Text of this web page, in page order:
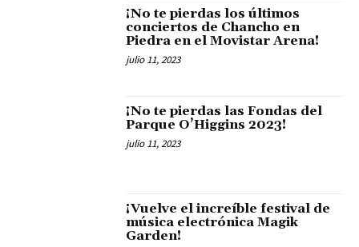
¡No te pierdas los últimos
conciertos de Chancho en
Piedra en el Movistar Arena!
julio 11, 2023
¡No te pierdas las Fondas del
Parque O’Higgins 2023!
julio 11, 2023
¡Vuelve el increíble festival de
música electrónica Magik
Garden!